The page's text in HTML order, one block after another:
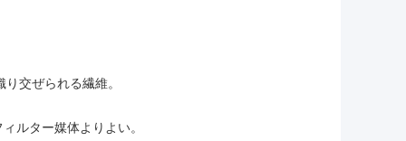
交ぜられる繊維。
ルター媒体よりよい。